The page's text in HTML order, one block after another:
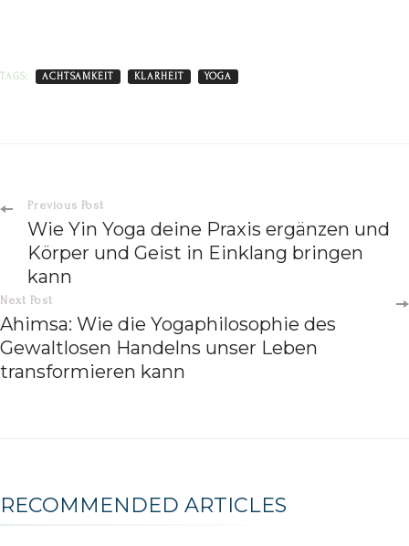
TAGS: ACHTSAMKEIT KLARHEIT YOGA
Previous Post
Wie Yin Yoga deine Praxis ergänzen und
Körper und Geist in Einklang bringen
kann
Next Post
Ahimsa: Wie die Yogaphilosophie des
Gewaltlosen Handelns unser Leben
transformieren kann
RECOMMENDED ARTICLES